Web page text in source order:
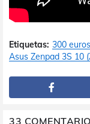
Etiquetas: 300 euros
Asus Zenpad 3S 10
33